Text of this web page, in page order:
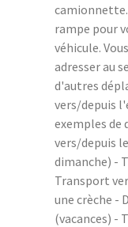
rampe pour
véhicule.
adresser au
d'autres
vers/depuis
exemples de
vers/depuis
dimanche) -
Transport
une crèche -
(vacances) -